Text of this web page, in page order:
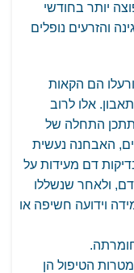
יותר בחודשי
והזרעים נופלים
הם הקאות
אלו לרוב
כי תתכן התחלה של
האבחנה נעשית
דם מעידות על
ולאחר שנשללו
וידועה חשיפה או
הטיפול הן